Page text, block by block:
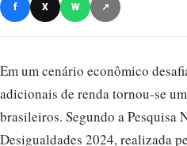
f X W ↗
Em um cenário econômico
adicionais de renda tornou-se
brasileiros. Segundo a Pesquisa
Desigualdades 2024, realizada